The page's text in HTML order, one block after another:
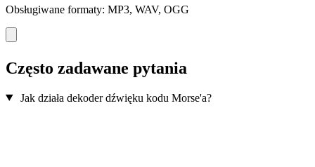
Obsługiwane formaty: MP3, WAV, OGG
Często zadawane pytania
Jak działa dekoder dźwięku kodu Morse'a?